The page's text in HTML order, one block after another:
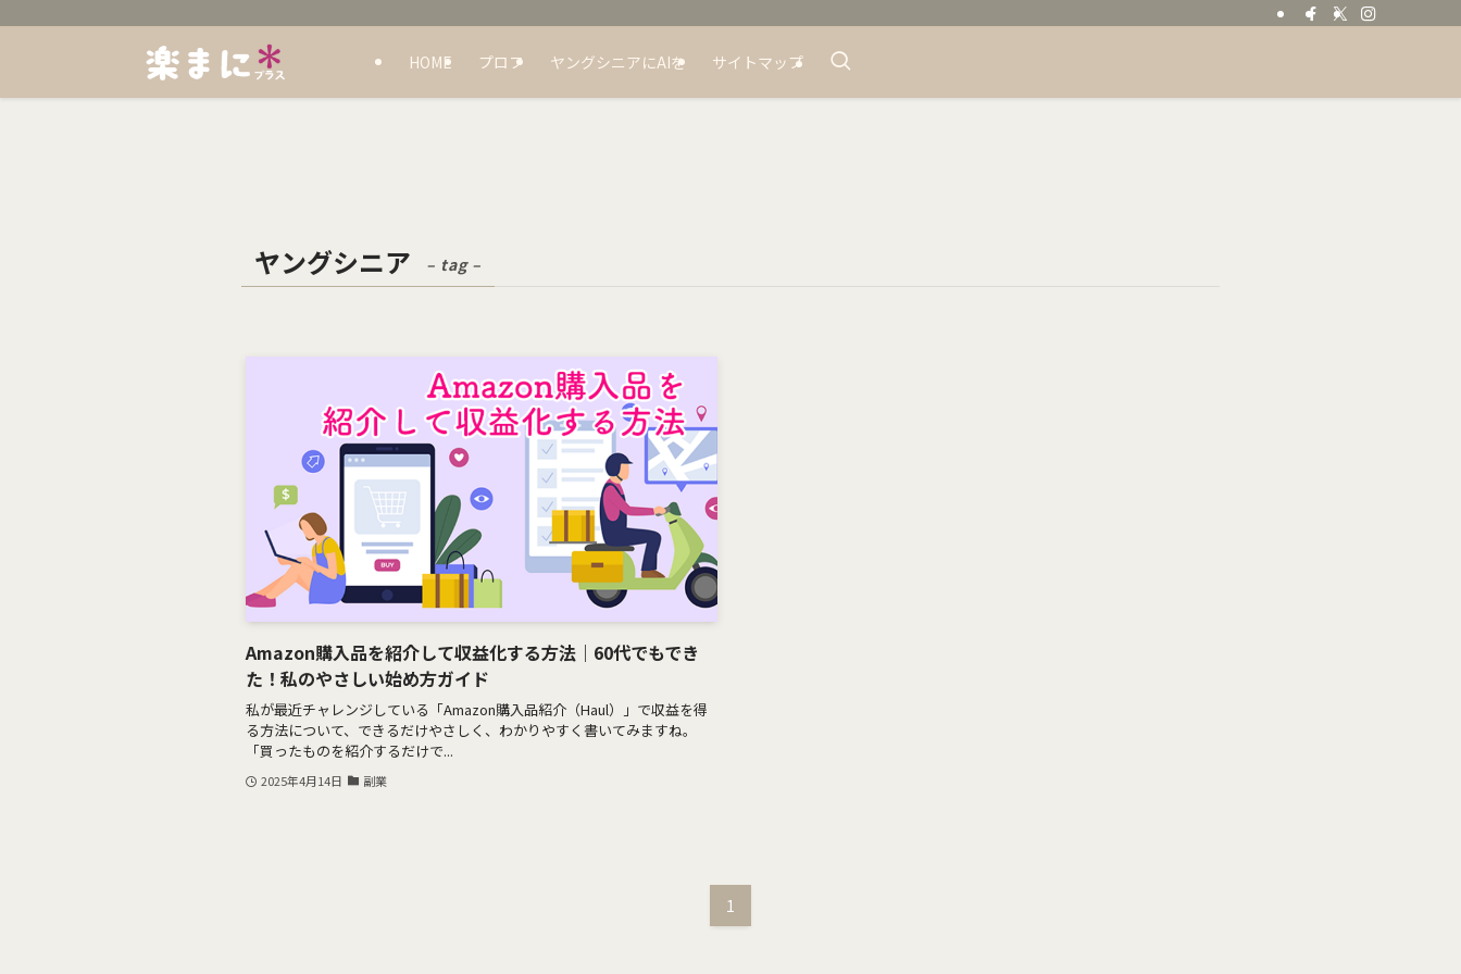
HOME プロフ ヤングシニアにAIを サイトマップ
ヤングシニア – tag –
Amazon購入品を紹介して収益化する方法｜60代でもでき
た！私のやさしい始め方ガイド
私が最近チャレンジしている「Amazon購入品紹介（Haul）」で収益を得
る方法について、できるだけやさしく、わかりやすく書いてみますね。
「買ったものを紹介するだけで...
2025年4月14日 副業
1